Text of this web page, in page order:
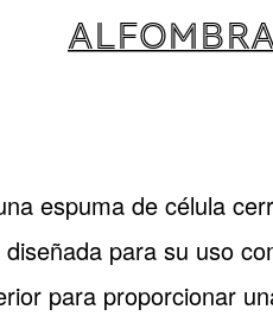
espuma de célula
para su uso
para proporcionar